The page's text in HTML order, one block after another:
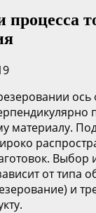
процесса
ось
материалу.
Выбор
от типа
и